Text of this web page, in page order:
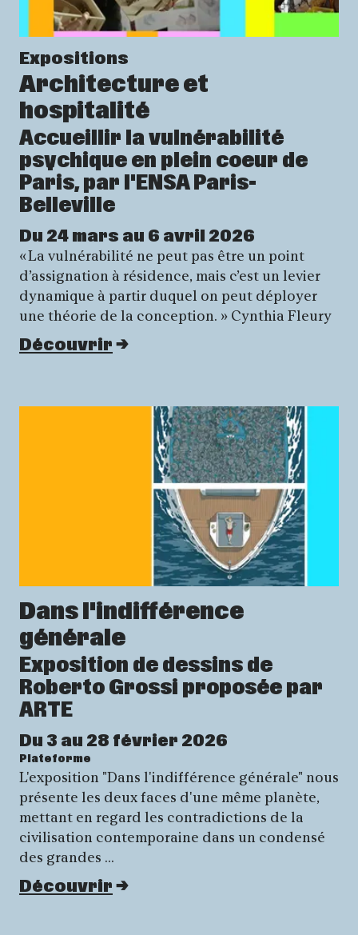
Architecture et
hospitalité
Accueillir la vulnérabilité
psychique en plein coeur de
Paris, par l'ENSA Paris-
Belleville
Du 24 mars au 6 avril 2026
« La vulnérabilité ne peut pas être un point
d’assignation à résidence, mais c’est un levier
dynamique à partir duquel on peut déployer
une théorie de la conception. » Cynthia Fleury
Expositions
Découvrir
Dans l'indifférence
générale
Exposition de dessins de
Roberto Grossi proposée par
ARTE
Du 3 au 28 février 2026
Plateforme
L'exposition "Dans l'indifférence générale" nous
présente les deux faces d'une même planète,
mettant en regard les contradictions de la
civilisation contemporaine dans un condensé
des grandes …
Découvrir